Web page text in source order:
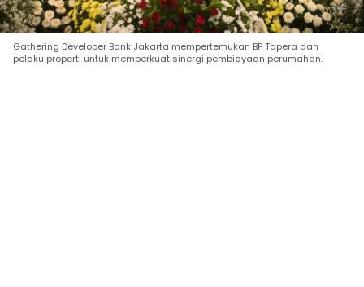
Gathering Developer Bank Jakarta mempertemukan BP Tapera dan
pelaku properti untuk memperkuat sinergi pembiayaan perumahan.